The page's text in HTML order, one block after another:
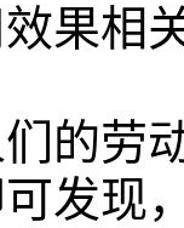
果相
劳动
发现